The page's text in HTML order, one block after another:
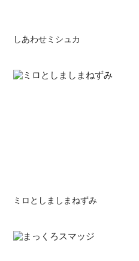
しあわせミシュカ
ミロとしましまねずみ